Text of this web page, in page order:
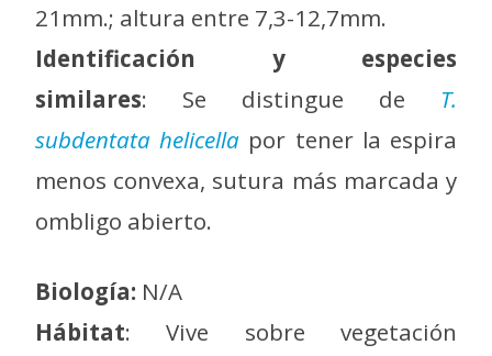
21mm.; altura entre 7,3-12,7mm.
Identificación y especies
similares: Se distingue de T.
subdentata helicella por tener la espira
menos convexa, sutura más marcada y
ombligo abierto.
Biología: N/A
Hábitat: Vive sobre vegetación